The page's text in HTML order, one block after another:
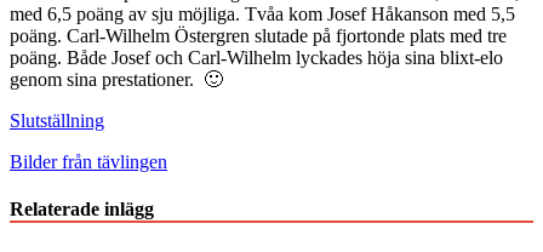
med 6,5 poäng av sju möjliga. Tvåa kom Josef Håkanson med 5,5
poäng. Carl-Wilhelm Östergren slutade på fjortonde plats med tre
poäng. Både Josef och Carl-Wilhelm lyckades höja sina blixt-elo
genom sina prestationer. 🙂
Slutställning
Bilder från tävlingen
Relaterade inlägg